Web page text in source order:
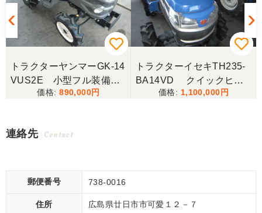
トラクターヤンマーGK-14
VUS2E 小型フル装備！
人気のヤンマーGKシリー
格にて ！
890,000
トラクターイセキTH235-
BA14VD クイックヒッ
チ仕様作業機脱着らくらく
1,100,000
連絡先 Contact
郵便番号 738-0016
住所 広島県廿日市市可愛１２－７